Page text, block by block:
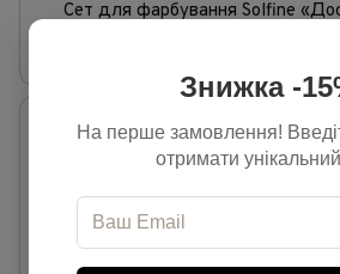
Сет для фарбування Solfine
Знижка -
На перше замовлення!
отримати